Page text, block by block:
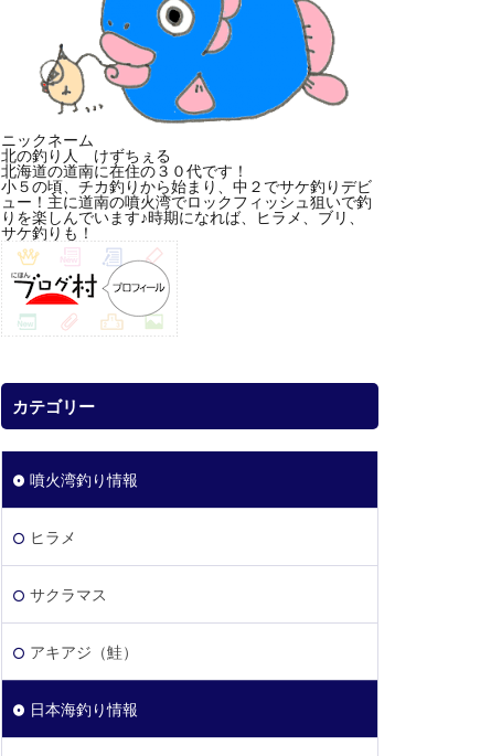
ニックネーム
北の釣り人 けずちぇる
北海道の道南に在住の３０代です！
小５の頃、チカ釣りから始まり、中２でサケ釣りデビ
ュー！主に道南の噴火湾でロックフィッシュ狙いで釣
りを楽しんでいます♪時期になれば、ヒラメ、ブリ、
サケ釣りも！
カテゴリー
噴火湾釣り情報
ヒラメ
サクラマス
アキアジ（鮭）
日本海釣り情報